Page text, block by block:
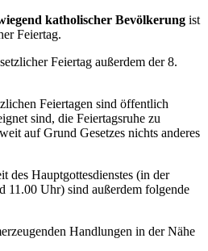
katholischer Bevölkerung ist
Feiertag.
Feiertag außerdem der 8.
Feiertagen sind öffentlich
sind, die Feiertagsruhe zu
auf Grund Gesetzes nichts anderes
des Hauptgottesdienstes (in der
11.00 Uhr) sind außerdem folgende
Handlungen in der Nähe